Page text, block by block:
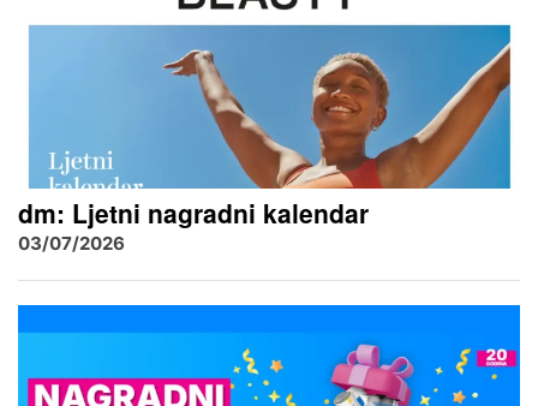
dm: Ljetni nagradni kalendar
03/07/2026